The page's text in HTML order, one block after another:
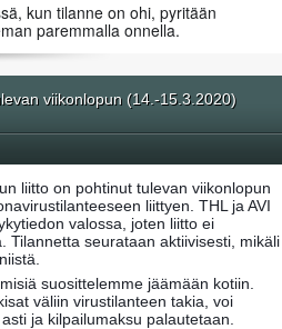
kun tilanne on ohi, pyritään
paremmalla onnella.
viikonlopun (14.-15.3.2020)
liitto on pohtinut tulevan viikonlopun
liittyen. THL ja AVI
valossa, joten liitto ei
Tilannetta seurataan aktiivisesti, mikäli
suosittelemme jäämään kotiin.
väliin virustilanteen takia, voi
ja kilpailumaksu palautetaan.